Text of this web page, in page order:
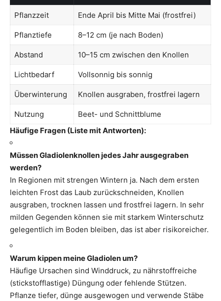
Pflanzzeit Ende April bis Mitte Mai (frostfrei)
Pflanztiefe 8–12 cm (je nach Boden)
Abstand 10–15 cm zwischen den Knollen
Lichtbedarf Vollsonnig bis sonnig
Überwinterung Knollen ausgraben, frostfrei lagern
Nutzung
Beet- und Schnittblume
Häufige Fragen (Liste mit Antworten):
Müssen Gladiolenknollen jedes Jahr ausgegraben
werden?
In Regionen mit strengen Wintern ja. Nach dem ersten
leichten Frost das Laub zurückschneiden, Knollen
ausgraben, trocknen lassen und frostfrei lagern. In sehr
milden Gegenden können sie mit starkem Winterschutz
gelegentlich im Boden bleiben, das ist aber risikoreicher.
Warum kippen meine Gladiolen um?
Häufige Ursachen sind Winddruck, zu nährstoffreiche
(stickstofflastige) Düngung oder fehlende Stützen.
Pflanze tiefer, dünge ausgewogen und verwende Stäbe